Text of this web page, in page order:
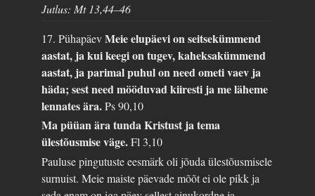
Jutlus: Mt 13,44–46
17. PühapäevMeie elupäevi on seitsekümmend
aastat, ja kui keegi on tugev, kaheksakümmend
aastat, ja parimal puhul on need ometi vaev ja
häda; sest need mööduvad kiiresti ja me läheme
lennates ära.Ps 90,10
Ma püüan ära tunda Kristust ja tema
ülestõusmise väge.Fl 3,10
Pauluse pingutuste eesmärk oli jõuda ülestõusmisele
surnuist. Meie maiste päevade mõõt ei ole pikk ja